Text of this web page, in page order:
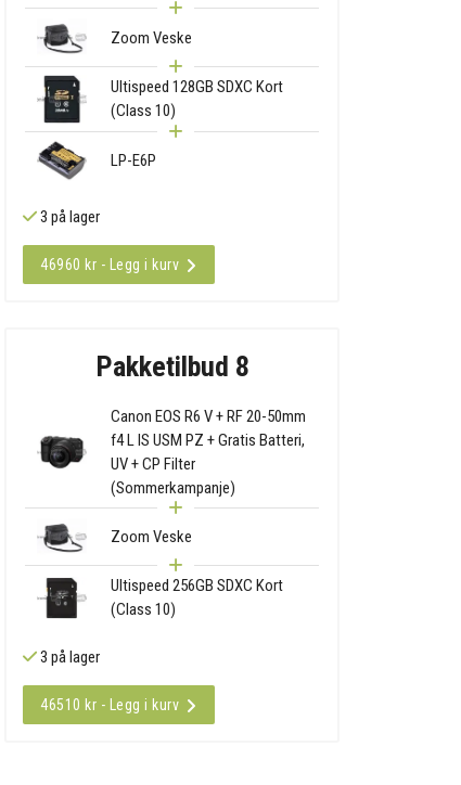
Zoom Veske
Ultispeed 128GB SDXC Kort
(Class 10)
LP-E6P
3 på lager
46960 kr - Legg i kurv
Pakketilbud 8
Canon EOS R6 V + RF 20-50mm
f4 L IS USM PZ + Gratis Batteri,
UV + CP Filter
(Sommerkampanje)
Zoom Veske
Ultispeed 256GB SDXC Kort
(Class 10)
3 på lager
46510 kr - Legg i kurv